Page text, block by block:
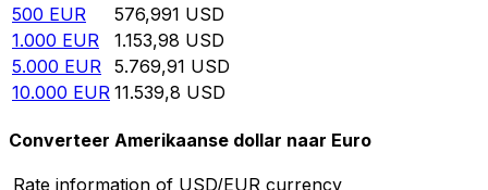
500 EUR 576,991 USD
1.000 EUR 1.153,98 USD
5.000 EUR 5.769,91 USD
10.000 EUR 11.539,8 USD
Converteer Amerikaanse dollar naar Euro
Rate information of USD/EUR currency